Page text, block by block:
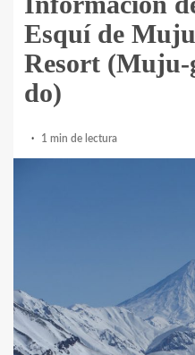
Esquí de
Resort
do)
1 min de lectura